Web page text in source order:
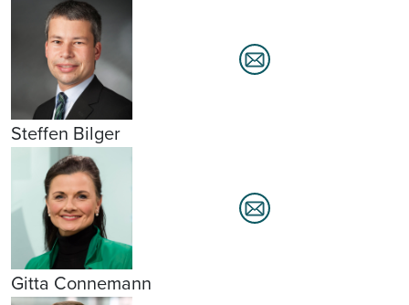
Steffen Bilger
Gitta Connemann